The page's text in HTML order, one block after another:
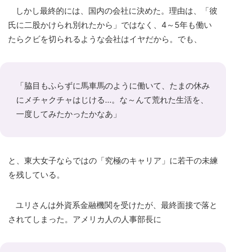
しかし最終的には、国内の会社に決めた。理由は、「彼
氏に二股かけられ別れたから」ではなく、4～5年も働い
たらクビを切られるような会社はイヤだから。でも、
「脇目もふらずに馬車馬のように働いて、たまの休み
にメチャクチャはじける…。な～んて荒れた生活を、
一度してみたかったかなあ」
と、東大女子ならではの「究極のキャリア」に若干の未練
を残している。
ユリさんは外資系金融機関を受けたが、最終面接で落と
されてしまった。アメリカ人の人事部長に